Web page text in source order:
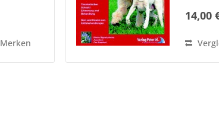
Merken
Loechle
Weise...
14,00